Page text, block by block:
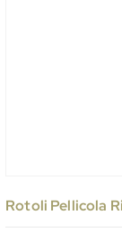
Rotoli Pellicola